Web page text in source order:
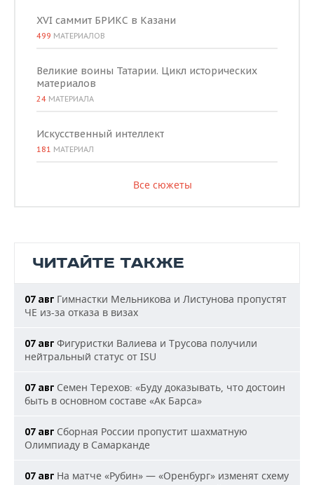
XVI саммит БРИКС в Казани
499 МАТЕРИАЛОВ
Великие воины Татарии. Цикл исторических
материалов
24 МАТЕРИАЛА
Искусственный интеллект
181 МАТЕРИАЛ
Все сюжеты
ЧИТАЙТЕ ТАКЖЕ
07 авг Гимнастки Мельникова и Листунова пропустят
ЧЕ из-за отказа в визах
07 авг Фигуристки Валиева и Трусова получили
нейтральный статус от ISU
07 авг Семен Терехов: «Буду доказывать, что достоин
быть в основном составе «Ак Барса»
07 авг Сборная России пропустит шахматную
Олимпиаду в Самарканде
07 авг На матче «Рубин» — «Оренбург» изменят схему